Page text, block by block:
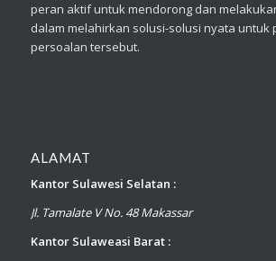
peran aktif untuk mendorong dan
dalam melahirkan solusi-solusi nyata untuk
persoalan tersebut.
ALAMAT
Kantor Sulawesi Selatan :
Jl. Tamalate V No. 48 Makassar
Kantor Sulaweasi Barat :